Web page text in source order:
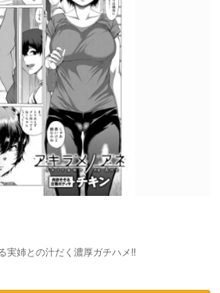
実姉との汁だく濃厚ガチハメ!!